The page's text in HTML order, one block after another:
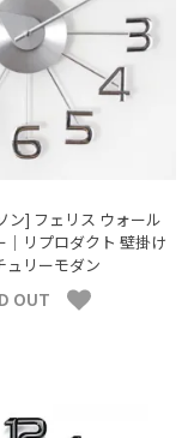
ン] フェリス ウォール
｜リプロダクト 壁掛け
ュリーモダン
OUT